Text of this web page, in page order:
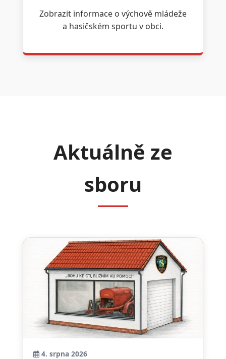
Zobrazit informace o výchově mládeže
a hasičském sportu v obci.
Aktuálně ze
sboru
4. srpna 2026